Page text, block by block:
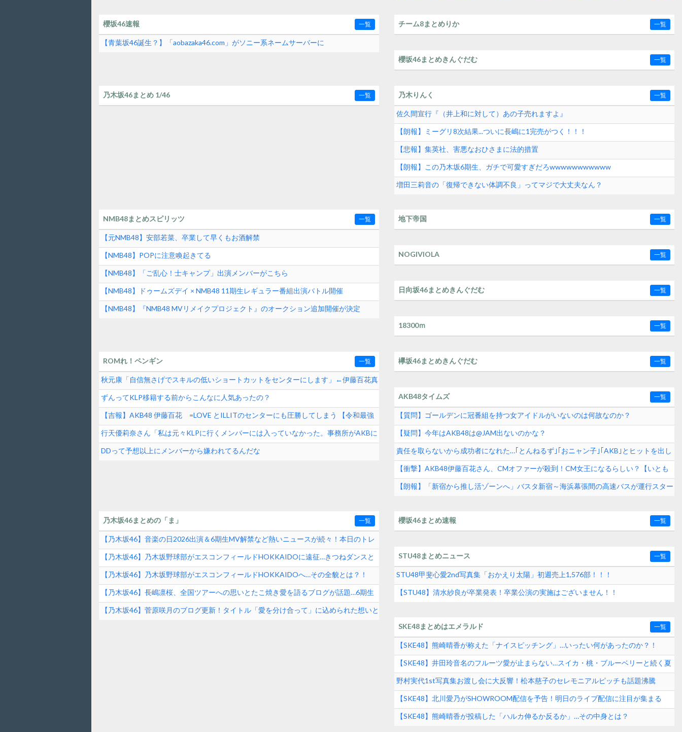
櫻坂46速報 一覧
【青葉坂46誕生？】「aobazaka46.com」がソニー系ネームサーバーに
チーム8まとめりか 一覧
櫻坂46まとめきんぐだむ 一覧
乃木坂46まとめ 1/46 一覧 乃木りんく 一覧
佐久間宣行『（井上和に対して）あの子売れますよ』
【朗報】ミーグリ8次結果...ついに長嶋に1完売がつく！！！
【悲報】集英社、害悪なおひさまに法的措置
【朗報】この乃木坂6期生、ガチで可愛すぎだろwwwwwwwwwww
増田三莉音の「復帰できない体調不良」ってマジで大丈夫なん？
NMB48まとめスピリッツ 一覧
【元NMB48】安部若菜、卒業して早くもお酒解禁
【NMB48】POPに注意喚起きてる
【NMB48】「ご乱心！士キャンプ」出演メンバーがこちら
【NMB48】ドゥームズデイ × NMB48 11期生レギュラー番組出演バトル開催
【NMB48】『NMB48 MVリメイクプロジェクト』のオークション追加開催が決定
地下帝国 一覧
NOGIVIOLA 一覧
日向坂46まとめきんぐだむ 一覧
18300ｍ 一覧
ROMれ！ペンギン 一覧
秋元康「自信無さげでスキルの低いショートカットをセンターにします」←伊藤百花真
逆じゃね？
ずんってKLP移籍する前からこんなに人気あったの？
【吉報】AKB48 伊藤百花 =LOVE とILLITのセンターにも圧勝してしまう 【令和最強
女性アイドル】
行天優莉奈さん「私は元々KLPに行くメンバーには入っていなかった。事務所がAKBに
掛け合ってくれて追加してもらった」
DDって予想以上にメンバーから嫌われてるんだな
欅坂46まとめきんぐだむ 一覧
AKB48タイムズ 一覧
【質問】ゴールデンに冠番組を持つ女アイドルがいないのは何故なのか？
【疑問】今年はAKB48は@JAM出ないのかな？
責任を取らないから成功者になれた…｢とんねるず｣｢おニャン子｣｢AKB｣とヒットを出し
続けた秋元康の哲学！！！
【衝撃】AKB48伊藤百花さん、CMオファーが殺到！CM女王になるらしい？【いとも
も】
【朗報】「新宿から推し活ゾーンへ」バスタ新宿～海浜幕張間の高速バスが運行スター
乃木坂46まとめの「ま」 一覧
【乃木坂46】音楽の日2026出演＆6期生MV解禁など熱いニュースが続々！本日のトレ
ンド速報
【乃木坂46】乃木坂野球部がエスコンフィールドHOKKAIDOに遠征…きつねダンスと
ファーストピッチの裏側とは？！
【乃木坂46】乃木坂野球部がエスコンフィールドHOKKAIDOへ…その全貌とは？！
【乃木坂46】長嶋凛桜、全国ツアーへの思いとたこ焼き愛を語るブログが話題…6期生
の素顔に迫る！
【乃木坂46】菅原咲月のブログ更新！タイトル「愛を分け合って」に込められた想いと
櫻坂46まとめ速報 一覧
STU48まとめニュース 一覧
STU48甲斐心愛2nd写真集「おかえり太陽」初週売上1,576部！！！
【STU48】清水紗良が卒業発表！卒業公演の実施はございません！！
SKE48まとめはエメラルド 一覧
【SKE48】熊崎晴香が称えた「ナイスピッチング」…いったい何があったのか？！
【SKE48】井田玲音名のフルーツ愛が止まらない…スイカ・桃・ブルーベリーと続く夏
グルメの実態とは？
野村実代1st写真集お渡し会に大反響！松本慈子のセレモニアルピッチも話題沸騰
SKE48界隈トレンド速報
【SKE48】北川愛乃がSHOWROOM配信を予告！明日のライブ配信に注目が集まる
【SKE48】熊崎晴香が投稿した「ハルカ伸るか反るか」…その中身とは？